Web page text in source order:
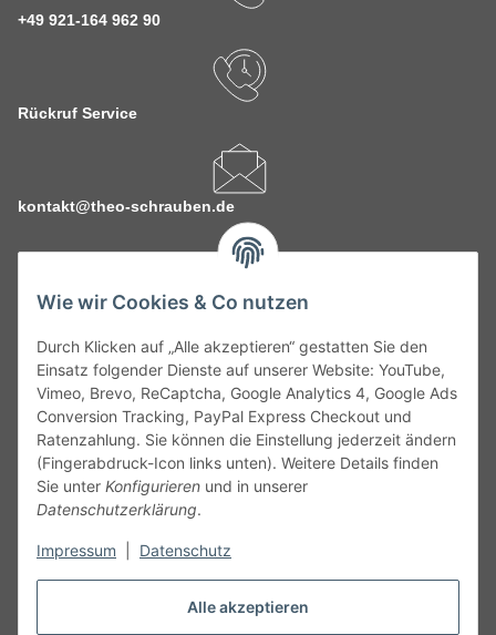
Alle akzeptieren
Wie wir Cookies & Co nutzen
Durch Klicken auf „Alle akzeptieren“ gestatten Sie den
Einsatz folgender Dienste auf unserer Website: YouTube,
Vimeo, Brevo, ReCaptcha, Google Analytics 4, Google Ads
Conversion Tracking, PayPal Express Checkout und
Ratenzahlung. Sie können die Einstellung jederzeit ändern
(Fingerabdruck-Icon links unten). Weitere Details finden
Sie unter Konfigurieren und in unserer
Datenschutzerklärung.
Impressum Datenschutz
+49 921-164 962 90
Rückruf Service
kontakt@theo-schrauben.de
Service
Gesetzliche Informationen
Alle technischen Angaben ohne Gewähr. Irrtümer und fehlerhafte
Angaben vorbehalten. Wenn Sie Datenblätter oder spezielle
unseren Kundenservice. Abbildungen der Artikel können